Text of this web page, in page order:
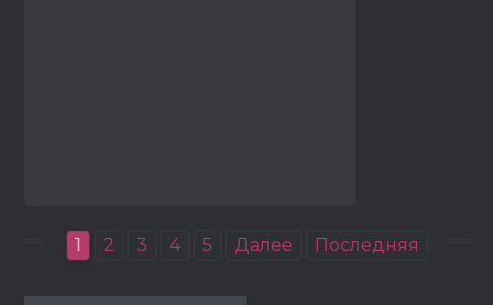
1 2 3 4 5 Далее Последняя